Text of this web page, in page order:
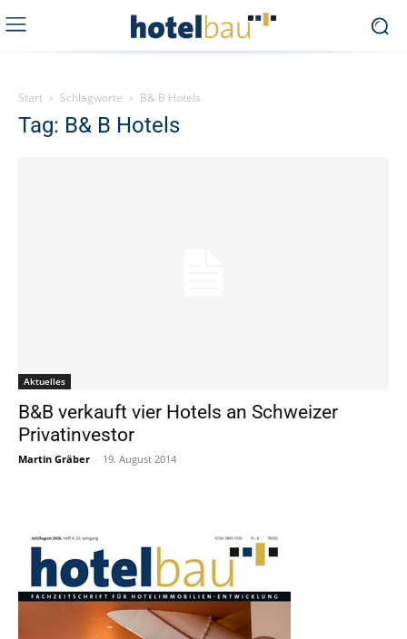
Start Schlagworte B& B Hotels
Tag: B& B Hotels
Aktuelles
B&B verkauft vier Hotels an Schweizer
Privatinvestor
Martin Gräber - 19. August 2014